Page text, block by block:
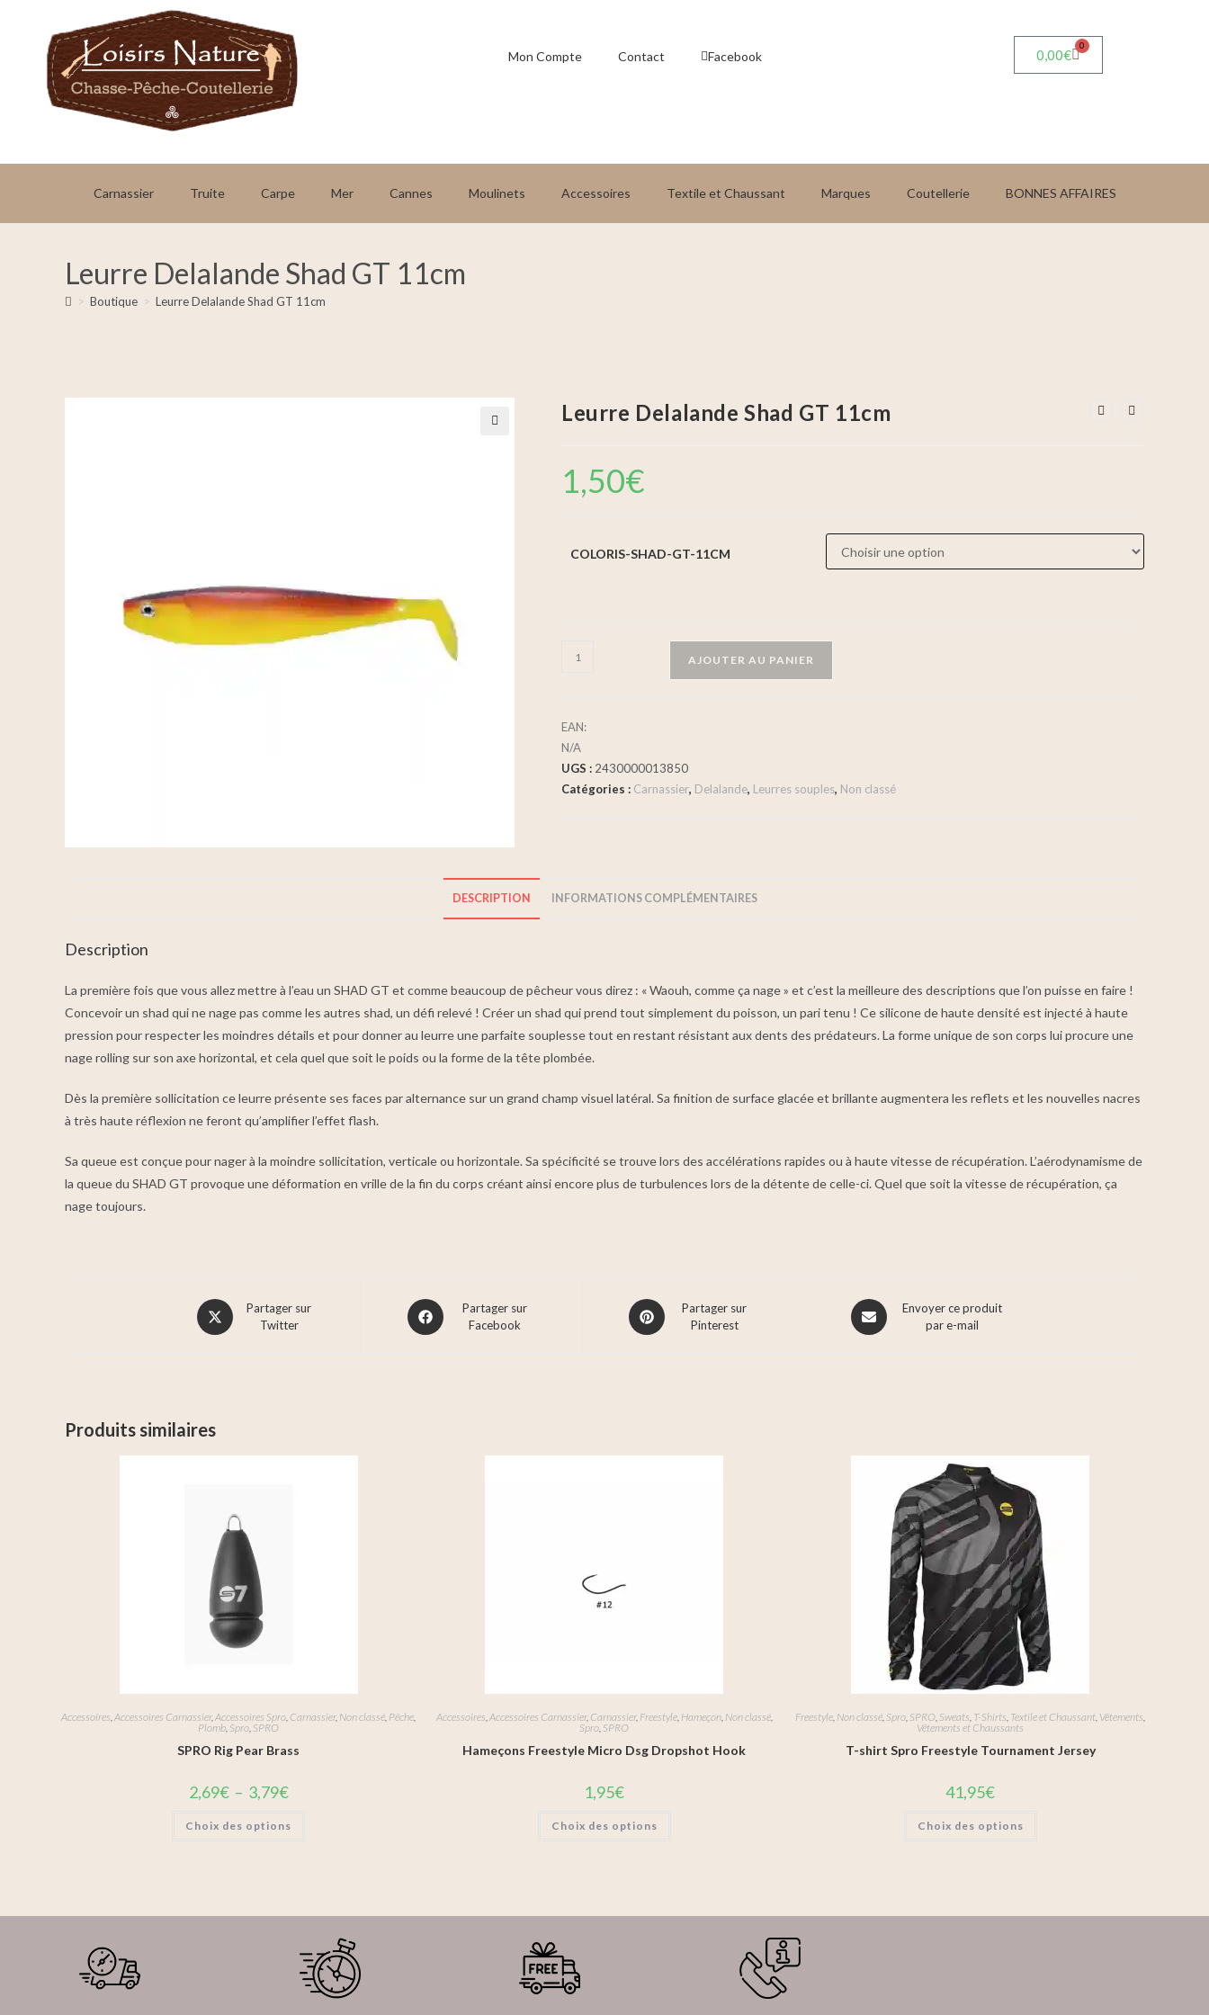
Mon Compte Contact Facebook 0,00€
0
Carnassier Truite Carpe Mer Cannes Moulinets Accessoires Textile et Chaussant Marques Coutellerie BONNES AFFAIRES
Leurre Delalande Shad GT 11cm
> Boutique > Leurre Delalande Shad GT 11cm
Leurre Delalande Shad GT 11cm
1,50€
COLORIS-SHAD-GT-11CM
AJOUTER AU PANIER
EAN:
N/A
UGS : 2430000013850
Catégories : Carnassier, Delalande, Leurres souples, Non classé
DESCRIPTION INFORMATIONS COMPLÉMENTAIRES
Description
La première fois que vous allez mettre à l’eau un SHAD GT et comme beaucoup de pêcheur vous direz : « Waouh, comme ça nage » et c’est la meilleure des descriptions que l’on puisse en faire !
Concevoir un shad qui ne nage pas comme les autres shad, un défi relevé ! Créer un shad qui prend tout simplement du poisson, un pari tenu ! Ce silicone de haute densité est injecté à haute
pression pour respecter les moindres détails et pour donner au leurre une parfaite souplesse tout en restant résistant aux dents des prédateurs. La forme unique de son corps lui procure une
nage rolling sur son axe horizontal, et cela quel que soit le poids ou la forme de la tête plombée.
Dès la première sollicitation ce leurre présente ses faces par alternance sur un grand champ visuel latéral. Sa finition de surface glacée et brillante augmentera les reflets et les nouvelles nacres
à très haute réflexion ne feront qu’amplifier l’effet flash.
Sa queue est conçue pour nager à la moindre sollicitation, verticale ou horizontale. Sa spécificité se trouve lors des accélérations rapides ou à haute vitesse de récupération. L’aérodynamisme de
la queue du SHAD GT provoque une déformation en vrille de la fin du corps créant ainsi encore plus de turbulences lors de la détente de celle-ci. Quel que soit la vitesse de récupération, ça
nage toujours.
Partager sur
Twitter
Partager sur
Facebook
Partager sur
Pinterest
Envoyer ce produit
par e-mail
Produits similaires
Accessoires,Accessoires Carnassier,Accessoires Spro, Carnassier, Non classé, Pêche,
Plomb, Spro, SPRO
SPRO Rig Pear Brass
2,69€ – 3,79€
Choix des options
Accessoires,Accessoires Carnassier, Carnassier, Freestyle, Hameçon, Non classé,
Spro, SPRO
Hameçons Freestyle Micro Dsg Dropshot Hook
1,95€
Choix des options
Freestyle, Non classé, Spro, SPRO, Sweats, T-Shirts, Textile et Chaussant, Vêtements,
Vêtements et Chaussants
T-shirt Spro Freestyle Tournament Jersey
41,95€
Choix des options